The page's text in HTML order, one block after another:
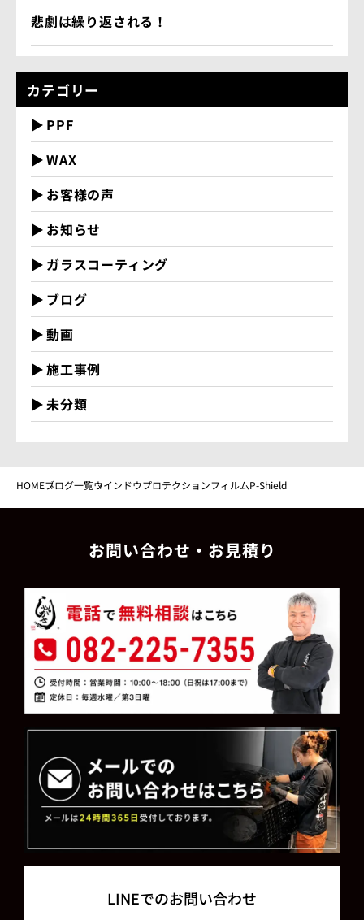
悲劇は繰り返される！
カテゴリー
PPF
WAX
お客様の声
お知らせ
ガラスコーティング
ブログ
動画
施工事例
未分類
HOMEブログ一覧ウインドウプロテクションフィルムP-Shield
お問い合わせ・お見積り
LINEでのお問い合わせ